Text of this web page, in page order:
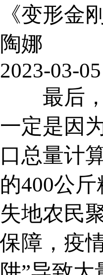
《变形金
陶娜
2023-03-
最后，
一定是因
口总量计
的400公
失地农民
保障，疫